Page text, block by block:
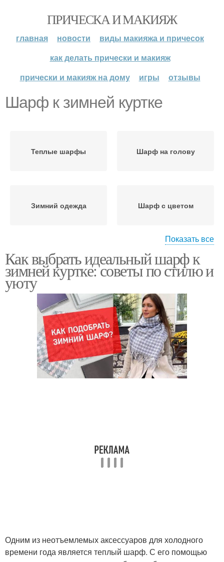
ПРИЧЕСКА И МАКИЯЖ
главная новости
виды макияжа и причесок
как делать прически и макияж
прически и макияж на дому
игры отзывы
Шарф к зимней куртке
Теплые шарфы Шарф на голову
Зимний одежда Шарф с цветом
Зимний куртка
Шарф для зимней
куртки
Кашемировые шарфы Вязаные шарфы
Шарф с зимней курткой
Показать все
Как выбрать идеальный шарф к
зимней куртке: советы по стилю и
уюту
Одним из неотъемлемых аксессуаров для холодного
времени года является теплый шарф. С его помощью